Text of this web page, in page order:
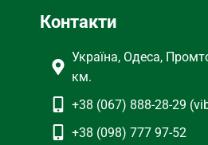
Контакти
Україна, Одеса,
км.
+38 (067) 888-28-29
+38 (098) 777 97-52